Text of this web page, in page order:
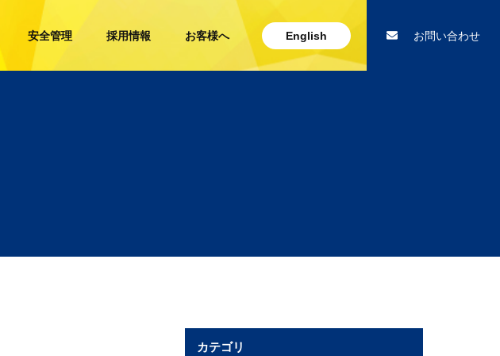
安全管理 採用情報 お客様へ English お問い合わせ
カテゴリ